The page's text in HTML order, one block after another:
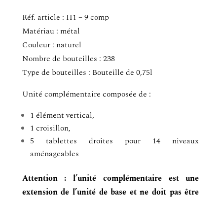
Réf. article : H1 – 9 comp
Matériau : métal
Couleur : naturel
Nombre de bouteilles : 238
Type de bouteilles : Bouteille de 0,75l
Unité complémentaire composée de :
1 élément vertical,
1 croisillon,
5 tablettes droites pour 14 niveaux
aménageables
Attention : l’unité complémentaire est une
extension de l’unité de base et ne doit pas être